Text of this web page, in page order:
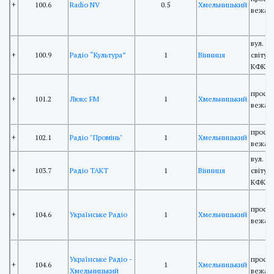
+ 100.6 Radio NV 0.5 Хмельницький
вежа
+ 100.9 Радіо “Культура” 1 Вінниця
вул.
світу
+ 101.2 Люкс FM 1 Хмельницький
вежа
+ 102.1 Радіо "Промінь" 1 Хмельницький
вежа
+ 103.7 Радіо ТАКТ 1 Вінниця
вул.
світу
+ 104.6 Українське Радіо 1 Хмельницький
вежа
+ 104.6
Українське Радіо -
Хмельницький
1 Хмельницький
вежа